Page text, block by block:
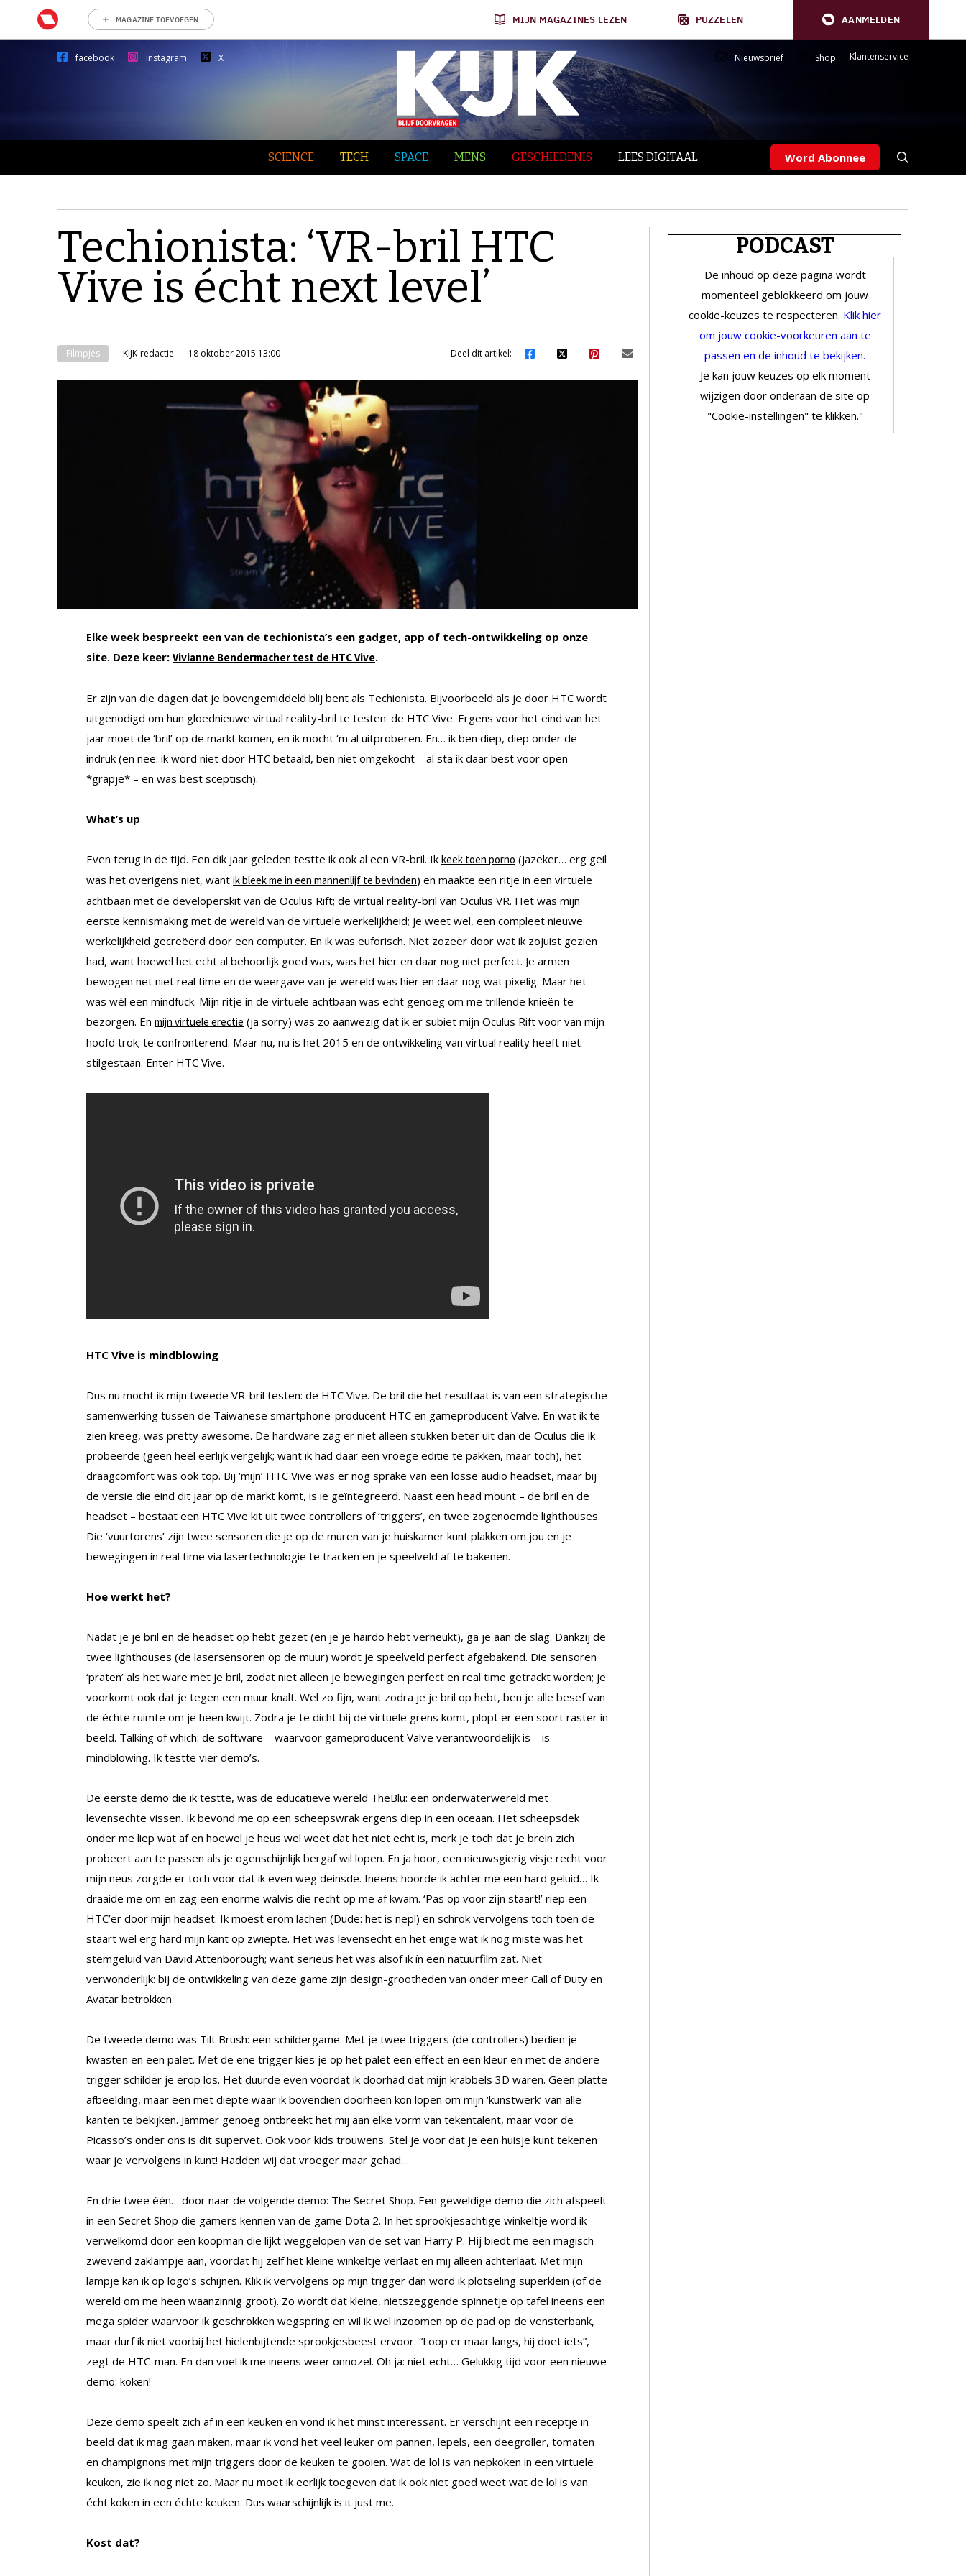
MAGAZINE TOEVOEGEN MIJN MAGAZINES LEZEN PUZZELEN AANMELDEN
facebook instagram X Nieuwsbrief Shop Klantenservice
SCIENCE TECH SPACE MENS GESCHIEDENIS LEES DIGITAAL Word Abonnee
Techionista: ‘VR-bril HTC
Vive is écht next level’
Filmpjes KIJK-redactie 18 oktober 2015 13:00 Deel dit artikel:
Elke week bespreekt een van de techionista’s een gadget, app of tech-ontwikkeling op onze
site. Deze keer: Vivianne Bendermacher test de HTC Vive.
Er zijn van die dagen dat je bovengemiddeld blij bent als Techionista. Bijvoorbeeld als je door HTC wordt
uitgenodigd om hun gloednieuwe virtual reality-bril te testen: de HTC Vive. Ergens voor het eind van het
jaar moet de ‘bril’ op de markt komen, en ik mocht ‘m al uitproberen. En… ik ben diep, diep onder de
indruk (en nee: ik word niet door HTC betaald, ben niet omgekocht – al sta ik daar best voor open
*grapje* – en was best sceptisch).
What’s up
Even terug in de tijd. Een dik jaar geleden testte ik ook al een VR-bril. Ik keek toen porno (jazeker… erg geil
was het overigens niet, want ik bleek me in een mannenlijf te bevinden) en maakte een ritje in een virtuele
achtbaan met de developerskit van de Oculus Rift; de virtual reality-bril van Oculus VR. Het was mijn
eerste kennismaking met de wereld van de virtuele werkelijkheid; je weet wel, een compleet nieuwe
werkelijkheid gecreëerd door een computer. En ik was euforisch. Niet zozeer door wat ik zojuist gezien
had, want hoewel het echt al behoorlijk goed was, was het hier en daar nog niet perfect. Je armen
bewogen net niet real time en de weergave van je wereld was hier en daar nog wat pixelig. Maar het
was wél een mindfuck. Mijn ritje in de virtuele achtbaan was echt genoeg om me trillende knieën te
bezorgen. En mijn virtuele erectie (ja sorry) was zo aanwezig dat ik er subiet mijn Oculus Rift voor van mijn
hoofd trok; te confronterend. Maar nu, nu is het 2015 en de ontwikkeling van virtual reality heeft niet
stilgestaan. Enter HTC Vive.
HTC Vive is mindblowing
Dus nu mocht ik mijn tweede VR-bril testen: de HTC Vive. De bril die het resultaat is van een strategische
samenwerking tussen de Taiwanese smartphone-producent HTC en gameproducent Valve. En wat ik te
zien kreeg, was pretty awesome. De hardware zag er niet alleen stukken beter uit dan de Oculus die ik
probeerde (geen heel eerlijk vergelijk; want ik had daar een vroege editie te pakken, maar toch), het
draagcomfort was ook top. Bij ‘mijn’ HTC Vive was er nog sprake van een losse audio headset, maar bij
de versie die eind dit jaar op de markt komt, is ie geïntegreerd. Naast een head mount – de bril en de
headset – bestaat een HTC Vive kit uit twee controllers of ‘triggers’, en twee zogenoemde lighthouses.
Die ‘vuurtorens’ zijn twee sensoren die je op de muren van je huiskamer kunt plakken om jou en je
bewegingen in real time via lasertechnologie te tracken en je speelveld af te bakenen.
Hoe werkt het?
Nadat je je bril en de headset op hebt gezet (en je je hairdo hebt verneukt), ga je aan de slag. Dankzij de
twee lighthouses (de lasersensoren op de muur) wordt je speelveld perfect afgebakend. Die sensoren
‘praten’ als het ware met je bril, zodat niet alleen je bewegingen perfect en real time getrackt worden; je
voorkomt ook dat je tegen een muur knalt. Wel zo fijn, want zodra je je bril op hebt, ben je alle besef van
de échte ruimte om je heen kwijt. Zodra je te dicht bij de virtuele grens komt, plopt er een soort raster in
beeld. Talking of which: de software – waarvoor gameproducent Valve verantwoordelijk is – is
mindblowing. Ik testte vier demo’s.
De eerste demo die ik testte, was de educatieve wereld TheBlu: een onderwaterwereld met
levensechte vissen. Ik bevond me op een scheepswrak ergens diep in een oceaan. Het scheepsdek
onder me liep wat af en hoewel je heus wel weet dat het niet echt is, merk je toch dat je brein zich
probeert aan te passen als je ogenschijnlijk bergaf wil lopen. En ja hoor, een nieuwsgierig visje recht voor
mijn neus zorgde er toch voor dat ik even weg deinsde. Ineens hoorde ik achter me een hard geluid… Ik
draaide me om en zag een enorme walvis die recht op me af kwam. ‘Pas op voor zijn staart!’ riep een
HTC’er door mijn headset. Ik moest erom lachen (Dude: het is nep!) en schrok vervolgens toch toen de
staart wel erg hard mijn kant op zwiepte. Het was levensecht en het enige wat ik nog miste was het
stemgeluid van David Attenborough; want serieus het was alsof ik ín een natuurfilm zat. Niet
verwonderlijk: bij de ontwikkeling van deze game zijn design-grootheden van onder meer Call of Duty en
Avatar betrokken.
De tweede demo was Tilt Brush: een schildergame. Met je twee triggers (de controllers) bedien je
kwasten en een palet. Met de ene trigger kies je op het palet een effect en een kleur en met de andere
trigger schilder je erop los. Het duurde even voordat ik doorhad dat mijn krabbels 3D waren. Geen platte
afbeelding, maar een met diepte waar ik bovendien doorheen kon lopen om mijn ‘kunstwerk’ van alle
kanten te bekijken. Jammer genoeg ontbreekt het mij aan elke vorm van tekentalent, maar voor de
Picasso’s onder ons is dit supervet. Ook voor kids trouwens. Stel je voor dat je een huisje kunt tekenen
waar je vervolgens in kunt! Hadden wij dat vroeger maar gehad…
En drie twee één… door naar de volgende demo: The Secret Shop. Een geweldige demo die zich afspeelt
in een Secret Shop die gamers kennen van de game Dota 2. In het sprookjesachtige winkeltje word ik
verwelkomd door een koopman die lijkt weggelopen van de set van Harry P. Hij biedt me een magisch
zwevend zaklampje aan, voordat hij zelf het kleine winkeltje verlaat en mij alleen achterlaat. Met mijn
lampje kan ik op logo’s schijnen. Klik ik vervolgens op mijn trigger dan word ik plotseling superklein (of de
wereld om me heen waanzinnig groot). Zo wordt dat kleine, nietszeggende spinnetje op tafel ineens een
mega spider waarvoor ik geschrokken wegspring en wil ik wel inzoomen op de pad op de vensterbank,
maar durf ik niet voorbij het hielenbijtende sprookjesbeest ervoor. “Loop er maar langs, hij doet iets”,
zegt de HTC-man. En dan voel ik me ineens weer onnozel. Oh ja: niet echt… Gelukkig tijd voor een nieuwe
demo: koken!
Deze demo speelt zich af in een keuken en vond ik het minst interessant. Er verschijnt een receptje in
beeld dat ik mag gaan maken, maar ik vond het veel leuker om pannen, lepels, een deegroller, tomaten
en champignons met mijn triggers door de keuken te gooien. Wat de lol is van nepkoken in een virtuele
keuken, zie ik nog niet zo. Maar nu moet ik eerlijk toegeven dat ik ook niet goed weet wat de lol is van
écht koken in een échte keuken. Dus waarschijnlijk is it just me.
Kost dat?
PODCAST
De inhoud op deze pagina wordt
momenteel geblokkeerd om jouw
cookie-keuzes te respecteren. Klik hier
om jouw cookie-voorkeuren aan te
passen en de inhoud te bekijken.
Je kan jouw keuzes op elk moment
wijzigen door onderaan de site op
"Cookie-instellingen" te klikken."